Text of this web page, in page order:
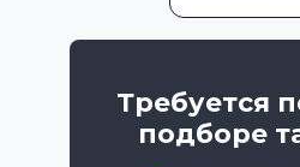
Требуется
подборе